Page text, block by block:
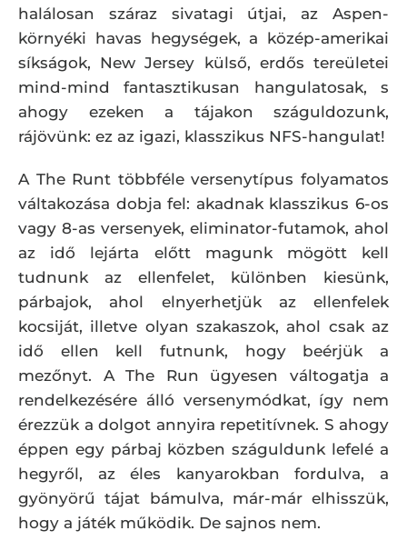
halálosan száraz sivatagi útjai, az Aspen-
környéki havas hegységek, a közép-amerikai
síkságok, New Jersey külső, erdős tereületei
mind-mind fantasztikusan hangulatosak, s
ahogy ezeken a tájakon száguldozunk,
rájövünk: ez az igazi, klasszikus NFS-hangulat!
A The Runt többféle versenytípus folyamatos
váltakozása dobja fel: akadnak klasszikus 6-os
vagy 8-as versenyek, eliminator-futamok, ahol
az idő lejárta előtt magunk mögött kell
tudnunk az ellenfelet, különben kiesünk,
párbajok, ahol elnyerhetjük az ellenfelek
kocsiját, illetve olyan szakaszok, ahol csak az
idő ellen kell futnunk, hogy beérjük a
mezőnyt. A The Run ügyesen váltogatja a
rendelkezésére álló versenymódkat, így nem
érezzük a dolgot annyira repetitívnek. S ahogy
éppen egy párbaj közben száguldunk lefelé a
hegyről, az éles kanyarokban fordulva, a
gyönyörű tájat bámulva, már-már elhisszük,
hogy a játék működik. De sajnos nem.